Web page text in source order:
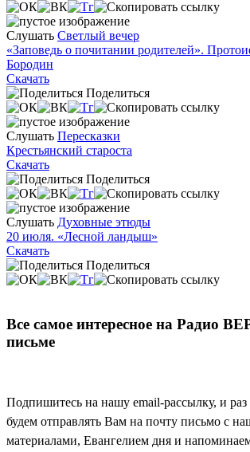
Слушать Светлый вечер
«Заповедь о почитании родителей».
Бородин
Скачать
Поделиться
Слушать Пересказки
Крестьянский староста
Скачать
Поделиться
Слушать Духовные этюды
20 июля. «Лесной ландыш»
Скачать
Поделиться
Все самое интересное на Радио
письме
Подпишитесь на нашу email-рассылку, и
будем отправлять Вам на почту письмо с
материалами, Евангелием дня и